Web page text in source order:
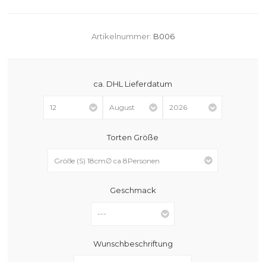
Artikelnummer: B006
ca. DHL Lieferdatum
Torten Größe
Geschmack
Wunschbeschriftung